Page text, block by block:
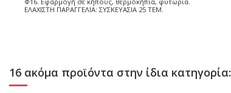
ΕΛΑΧΙΣΤΗ ΠΑΡΑΓΓΕΛΙΑ: ΣΥΣΚΕΥΑΣΙΑ 25 ΤΕΜ.
16 ακόμα προϊόντα στην ίδια κατηγορία: